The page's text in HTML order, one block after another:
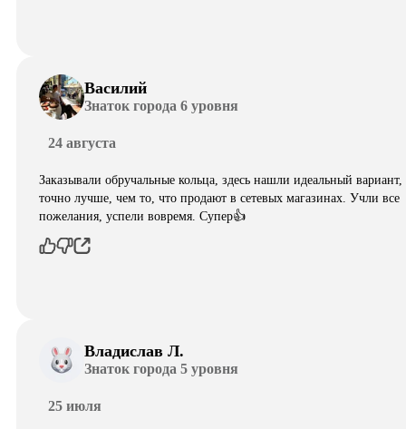
Василий
Знаток города 6 уровня
24 августа
Заказывали обручальные кольца, здесь нашли идеальный вариант,
точно лучше, чем то, что продают в сетевых магазинах. Учли все
пожелания, успели вовремя. Супер👍
Владислав Л.
Знаток города 5 уровня
25 июля